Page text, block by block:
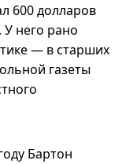
600 долларов
У него рано
— в старших
газеты
Бартон